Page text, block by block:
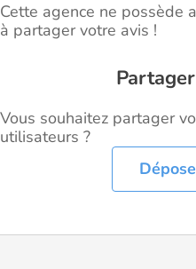
Cette agence ne possède
à partager votre avis !
Vous souhaitez partager
utilisateurs ?